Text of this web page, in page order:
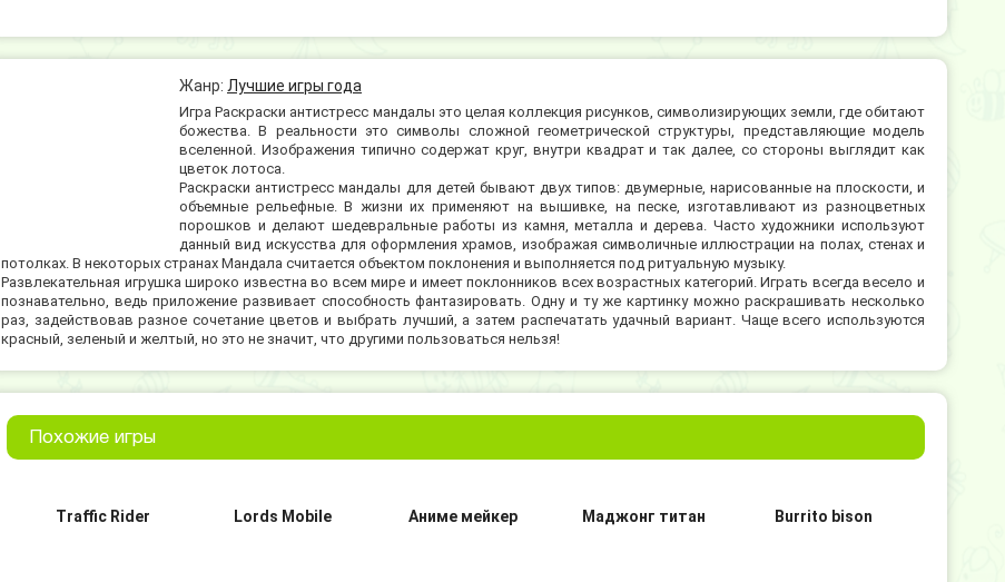
Жанр: Лучшие игры года
Игра Раскраски антистресс мандалы это целая коллекция рисунков, символизирующих земли, где обитают
божества. В реальности это символы сложной геометрической структуры, представляющие модель
вселенной. Изображения типично содержат круг, внутри квадрат и так далее, со стороны выглядит как
цветок лотоса.
Раскраски антистресс мандалы для детей бывают двух типов: двумерные, нарисованные на плоскости, и
объемные рельефные. В жизни их применяют на вышивке, на песке, изготавливают из разноцветных
порошков и делают шедевральные работы из камня, металла и дерева. Часто художники используют
данный вид искусства для оформления храмов, изображая символичные иллюстрации на полах, стенах и
потолках. В некоторых странах Мандала считается объектом поклонения и выполняется под ритуальную музыку.
Развлекательная игрушка широко известна во всем мире и имеет поклонников всех возрастных категорий. Играть всегда весело и
познавательно, ведь приложение развивает способность фантазировать. Одну и ту же картинку можно раскрашивать несколько
раз, задействовав разное сочетание цветов и выбрать лучший, а затем распечатать удачный вариант. Чаще всего используются
красный, зеленый и желтый, но это не значит, что другими пользоваться нельзя!
Похожие игры